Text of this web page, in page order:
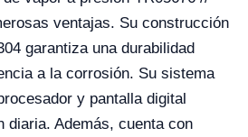
ventajas. Su construcción
garantiza una durabilidad
a la corrosión. Su sistema
y pantalla digital
diaria. Además, cuenta con